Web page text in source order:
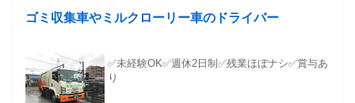
ゴミ収集車やミルクローリー車のドライバー
✅未経験OK✅週休2日制✅残業ほぼナシ✅賞与あ
り